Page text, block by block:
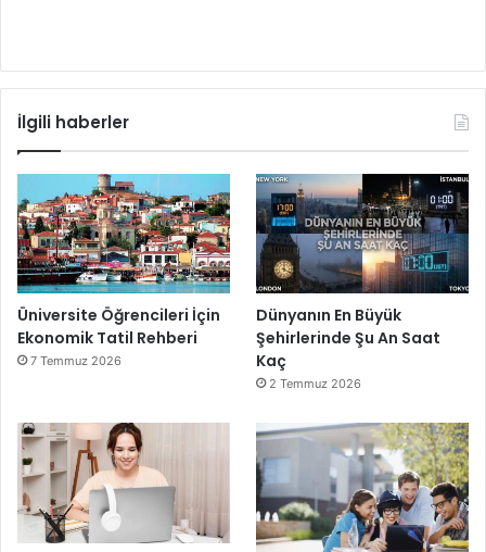
İlgili haberler
Üniversite Öğrencileri İçin
Ekonomik Tatil Rehberi
7 Temmuz 2026
Dünyanın En Büyük
Şehirlerinde Şu An Saat
Kaç
2 Temmuz 2026